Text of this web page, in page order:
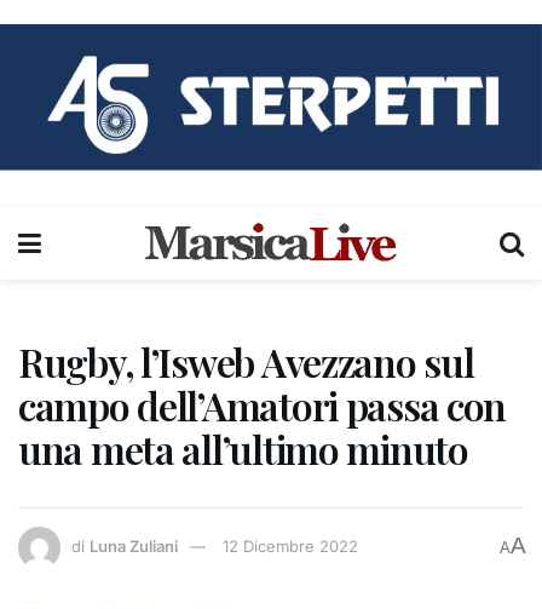
Rugby, l’Isweb Avezzano sul
campo dell’Amatori passa con
una meta all’ultimo minuto
di Luna Zuliani 12 Dicembre 2022 AA